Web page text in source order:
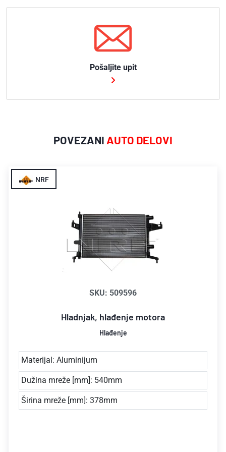
Pošaljite upit
POVEZANI AUTO DELOVI
NRF
SKU: 509596
Hladnjak, hlađenje motora
Hlađenje
Materijal: Aluminijum
Dužina mreže [mm]: 540mm
Širina mreže [mm]: 378mm